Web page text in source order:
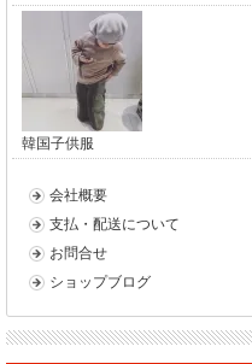
韓国子供服
会社概要
支払・配送について
お問合せ
ショップブログ